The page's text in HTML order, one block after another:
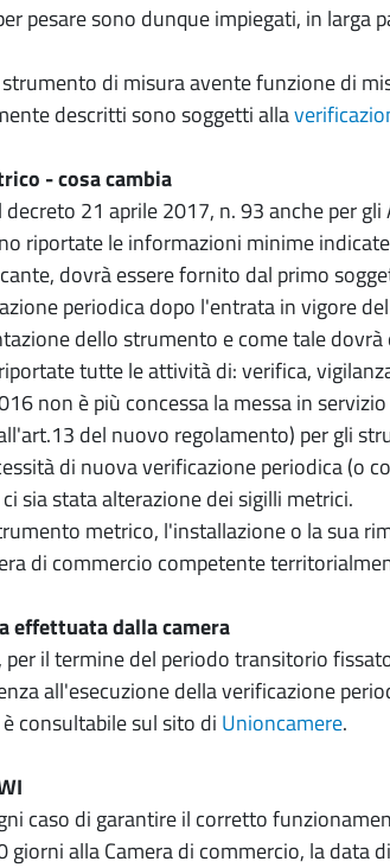
pesare sono dunque impiegati, in larga
di misura avente funzione di
descritti sono soggetti alla
- cosa cambia
21 aprile 2017, n. 93 anche per
riportate le informazioni minime
dovrà essere fornito dal primo
periodica dopo l'entrata in vigore
dello strumento e come tale
tutte le attività di: verifica,
non è più concessa la messa in
del nuovo regolamento) per gli
di nuova verificazione periodica (o
sia stata alterazione dei sigilli metrici.
metrico, l'installazione o la sua
di commercio competente
effettuata dalla camera
il termine del periodo transitorio
all'esecuzione della verificazione
consultabile sul sito di Unioncamere.
caso di garantire il corretto
giorni alla Camera di commercio, la